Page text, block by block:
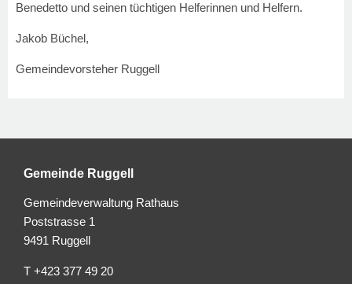
Benedetto und seinen tüchtigen Helferinnen und Helfern.
Jakob Büchel,
Gemeindevorsteher Ruggell
Gemeinde Ruggell
Gemeindeverwaltung Rathaus
Poststrasse 1
9491 Ruggell
T +423 377 49 20